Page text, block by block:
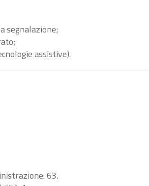
segnalazione;
assistive).
63.